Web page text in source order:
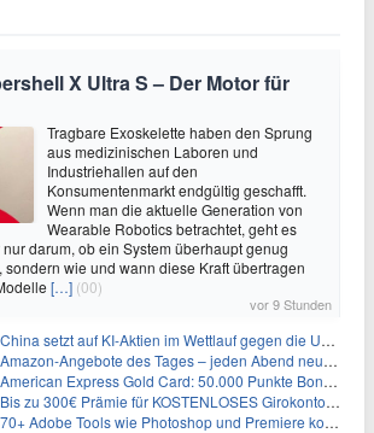
X Ultra S – Der Motor für
Tragbare Exoskelette haben den Sprung
aus medizinischen Laboren und
Industriehallen auf den
Konsumentenmarkt endgültig geschafft.
Wenn man die aktuelle Generation von
Wearable Robotics betrachtet, geht es
darum, ob ein System überhaupt genug
sondern wie und wann diese Kraft übertragen
[…] (00)
vor 9 Stunden
China setzt auf KI-Aktien im Wettlauf gegen die USA um Chip- und Technologiedominanz
Amazon-Angebote des Tages – jeden Abend neue Deals zum Stöbern
American Express Gold Card: 50.000 Punkte Bonus + Metall-Kreditkarte
Bis zu 300€ Prämie für KOSTENLOSES Girokonto bei der Santander – 50€ schon nach 1 Woche!
70+ Adobe Tools wie Photoshop und Premiere kostenlos in ChatGPT